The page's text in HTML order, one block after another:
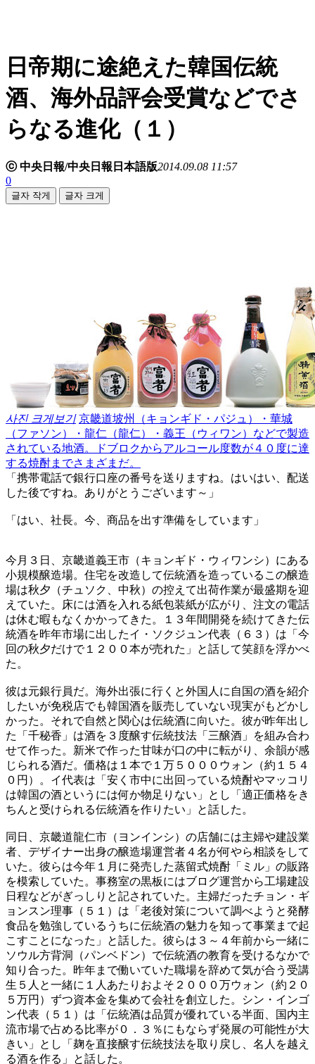
日帝期に途絶えた韓国伝統
酒、海外品評会受賞などでさ
らなる進化（１）
ⓒ 中央日報/中央日報日本語版2014.09.08 11:57
0
글자 작게 글자 크게
사진 크게보기 京畿道坡州（キョンギド・パジュ）・華城
（ファソン）・龍仁（龍仁）・義王（ウィワン）などで製造
されている地酒。ドブロクからアルコール度数が４０度に達
する焼酎までさまざまだ。
「携帯電話で銀行口座の番号を送りますね。はいはい、配送
した後ですね。ありがとうございます～」
「はい、社長。今、商品を出す準備をしています」
今月３日、京畿道義王市（キョンギド・ウィワンシ）にある
小規模醸造場。住宅を改造して伝統酒を造っているこの醸造
場は秋夕（チュソク、中秋）の控えて出荷作業が最盛期を迎
えていた。床には酒を入れる紙包装紙が広がり、注文の電話
は休む暇もなくかかってきた。１３年間開発を続けてきた伝
統酒を昨年市場に出したイ・ソクジュン代表（６３）は「今
回の秋夕だけで１２００本が売れた」と話して笑顔を浮かべ
た。
彼は元銀行員だ。海外出張に行くと外国人に自国の酒を紹介
したいが免税店でも韓国酒を販売していない現実がもどかし
かった。それで自然と関心は伝統酒に向いた。彼が昨年出し
た「千秘香」は酒を３度醸す伝統技法「三醸酒」を組み合わ
せて作った。新米で作った甘味が口の中に転がり、余韻が感
じられる酒だ。価格は１本で１万５０００ウォン（約１５４
０円）。イ代表は「安く市中に出回っている焼酎やマッコリ
は韓国の酒というには何か物足りない」とし「適正価格をき
ちんと受けられる伝統酒を作りたい」と話した。
同日、京畿道龍仁市（ヨンインシ）の店舗には主婦や建設業
者、デザイナー出身の醸造場運営者４名が何やら相談をして
いた。彼らは今年１月に発売した蒸留式焼酎「ミル」の販路
を模索していた。事務室の黒板にはブログ運営から工場建設
日程などがぎっしりと記されていた。主婦だったチョン・ギ
ョンスン理事（５１）は「老後対策について調べようと発酵
食品を勉強しているうちに伝統酒の魅力を知って事業まで起
こすことになった」と話した。彼らは３～４年前から一緒に
ソウル方背洞（パンベドン）で伝統酒の教育を受けるなかで
知り合った。昨年まで働いていた職場を辞めて気が合う受講
生５人と一緒に１人あたりおよそ２０００万ウォン（約２０
５万円）ずつ資本金を集めて会社を創立した。シン・インゴ
ン代表（５１）は「伝統酒は品質が優れている半面、国内主
流市場で占める比率が０．３％にもならず発展の可能性が大
きい」とし「麹を直接醸す伝統技法を取り戻し、名人を越え
る酒を作る」と話した。